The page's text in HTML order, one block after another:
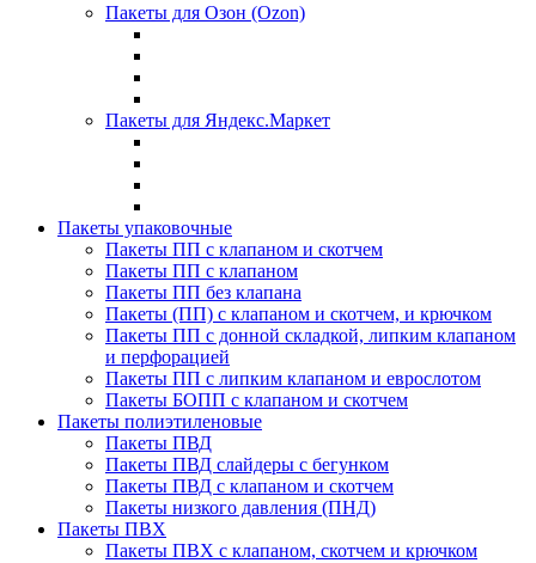
Пакеты для Озон (Ozon)
Пакеты для Яндекс.Маркет
Пакеты упаковочные
Пакеты ПП с клапаном и скотчем
Пакеты ПП с клапаном
Пакеты ПП без клапана
Пакеты (ПП) с клапаном и скотчем, и крючком
Пакеты ПП с донной складкой, липким клапаном
и перфорацией
Пакеты ПП с липким клапаном и еврослотом
Пакеты БОПП с клапаном и скотчем
Пакеты полиэтиленовые
Пакеты ПВД
Пакеты ПВД слайдеры с бегунком
Пакеты ПВД с клапаном и скотчем
Пакеты низкого давления (ПНД)
Пакеты ПВХ
Пакеты ПВХ с клапаном, скотчем и крючком